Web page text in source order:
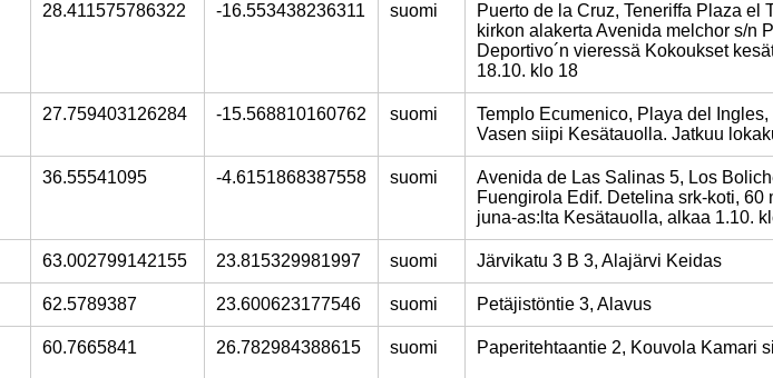
28.411575786322 -16.553438236311 suomi
Puerto de la Cruz, Teneriffa Plaza el
kirkon alakerta Avenida melchor s/n
Deportivo´n vieressä Kokoukset
18.10. klo 18
27.759403126284 -15.568810160762 suomi
Templo Ecumenico, Playa del
Vasen siipi Kesätauolla. Jatkuu
36.55541095 -4.6151868387558 suomi
Avenida de Las Salinas 5, Los
Fuengirola Edif. Detelina srk-koti, 60
juna-as:lta Kesätauolla, alkaa 1.10.
63.002799142155 23.815329981997 suomi Järvikatu 3 B 3, Alajärvi Keidas
62.5789387 23.600623177546 suomi Petäjistöntie 3, Alavus
60.7665841 26.782984388615 suomi Paperitehtaantie 2, Kouvola Kamari